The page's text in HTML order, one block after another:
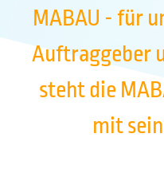
MABAU - für
Auftraggeber
steht die
mit